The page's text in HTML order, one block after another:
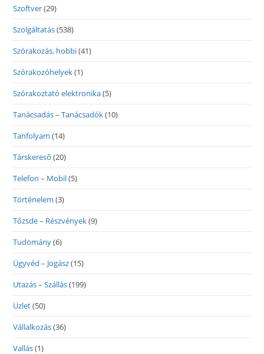
Szoftver(29)
Szolgáltatás(538)
Szórakozás, hobbi(41)
Szórakozóhelyek(1)
Szórakoztató elektronika(5)
Tanácsadás – Tanácsadók(10)
Tanfolyam (14)
Társkereső (20)
Telefon – Mobil(5)
Történelem (3)
Tőzsde – Részvények(9)
Tudomány(6)
Ügyvéd – Jogász(15)
Utazás – Szállás(199)
Üzlet(50)
Vállalkozás(36)
Vallás(1)